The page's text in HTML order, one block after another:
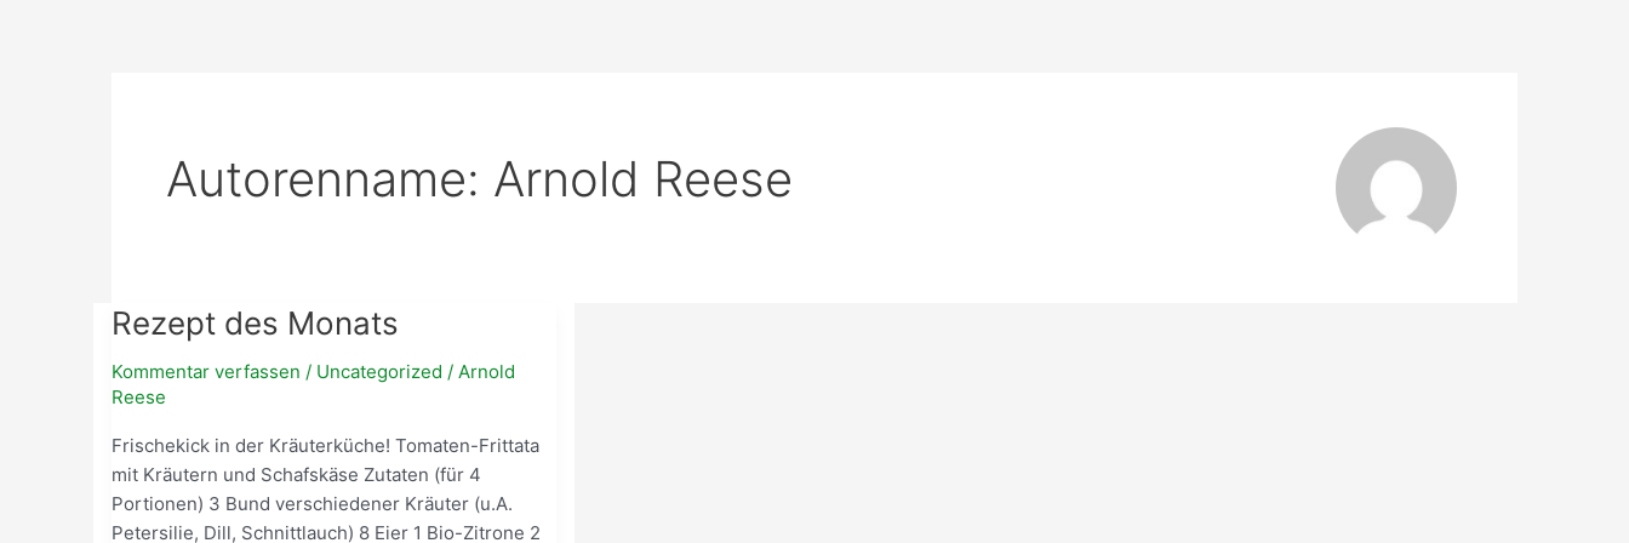
Autorenname: Arnold Reese
Rezept des Monats
Kommentar verfassen / Uncategorized / Arnold
Reese
Frischekick in der Kräuterküche! Tomaten-Frittata
mit Kräutern und Schafskäse Zutaten (für 4
Portionen) 3 Bund verschiedener Kräuter (u.A.
Petersilie, Dill, Schnittlauch) 8 Eier 1 Bio-Zitrone 2
Rezept
Monats